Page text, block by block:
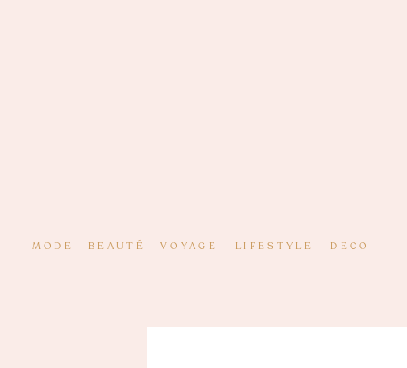
DECO
LIFESTYLE
VOYAGE
BEAUTÉ
MODE